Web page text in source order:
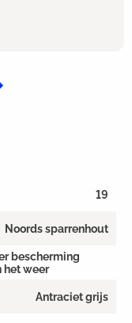
19
Noords sparrenhout
bescherming
het weer
Antraciet grijs